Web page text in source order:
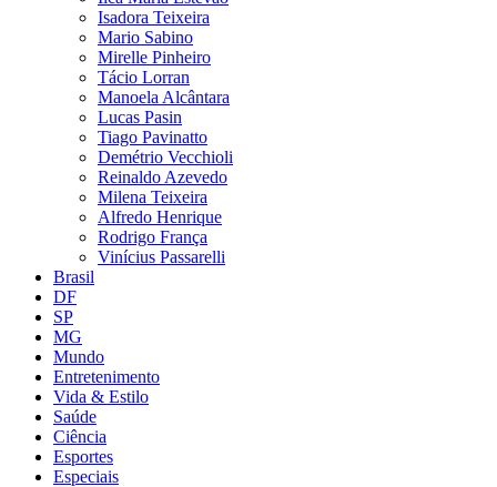
Isadora Teixeira
Mario Sabino
Mirelle Pinheiro
Tácio Lorran
Manoela Alcântara
Lucas Pasin
Tiago Pavinatto
Demétrio Vecchioli
Reinaldo Azevedo
Milena Teixeira
Alfredo Henrique
Rodrigo França
Vinícius Passarelli
Brasil
DF
SP
MG
Mundo
Entretenimento
Vida & Estilo
Saúde
Ciência
Esportes
Especiais